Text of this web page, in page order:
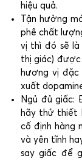
hiệu quả.
Tận hưởng
phê chất
vị thì đó sẽ là
thị giác)
hương vị đặc
xuất
Ngủ đủ giấc:
hãy thử thiết
cố định hàng
và yên tĩnh
say giấc để